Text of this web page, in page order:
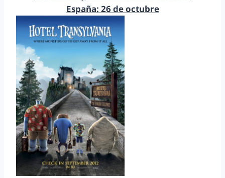
España: 26 de octubre